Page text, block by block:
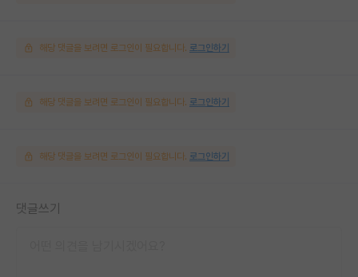
해당 댓글을 보려면 로그인이 필요합니다. 로그인하기
해당 댓글을 보려면 로그인이 필요합니다. 로그인하기
해당 댓글을 보려면 로그인이 필요합니다. 로그인하기
댓글쓰기